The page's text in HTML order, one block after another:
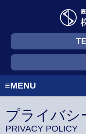
≡MENU
プライバシ
PRIVACY POLICY